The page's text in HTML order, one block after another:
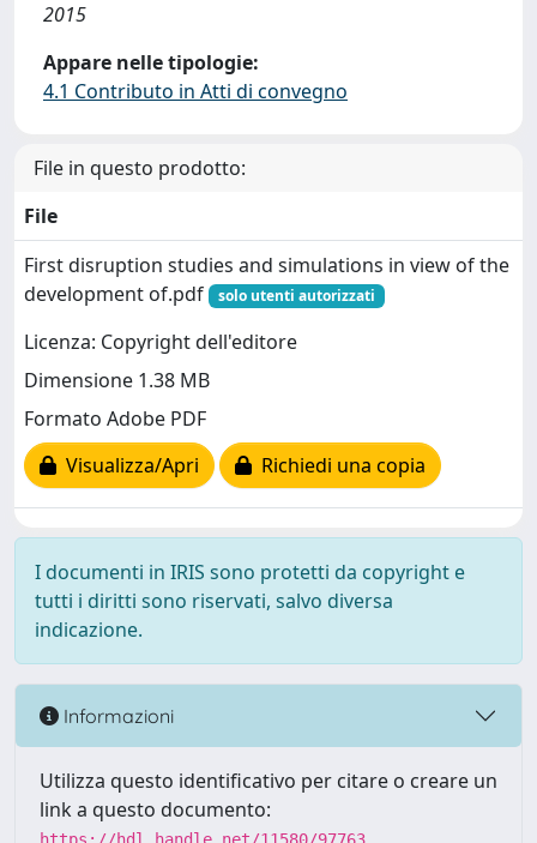
2015
Appare nelle tipologie:
4.1 Contributo in Atti di convegno
File in questo prodotto:
File
First disruption studies and simulations in view of the
development of.pdf
solo utenti autorizzati
Licenza: Copyright dell'editore
Dimensione 1.38 MB
Formato Adobe PDF
Visualizza/Apri
Richiedi una copia
I documenti in IRIS sono protetti da copyright e
tutti i diritti sono riservati, salvo diversa
indicazione.
Informazioni
Utilizza questo identificativo per citare o creare un
link a questo documento: